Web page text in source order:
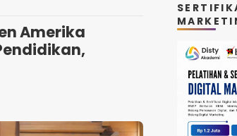
Amerika